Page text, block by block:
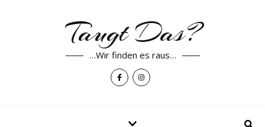
Taugt Das?
…Wir finden es raus…